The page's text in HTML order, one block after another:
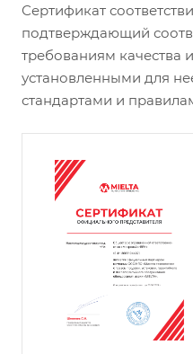
Сертификат
подтверждающий
требованиям качества
установленными для
стандартами и